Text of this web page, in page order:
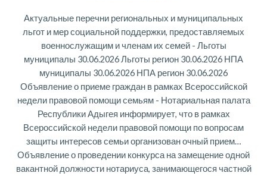
Актуальные перечни региональных и муниципальных
льгот и мер социальной поддержки, предоставляемых
военнослужащим и членам их семей - Льготы
муниципалы 30.06.2026 Льготы регион 30.06.2026 НПА
муниципалы 30.06.2026 НПА регион 30.06.2026
Объявление о приеме граждан в рамках Всероссийской
недели правовой помощи семьям - Нотариальная палата
Республики Адыгея информирует, что в рамках
Всероссийской недели правовой помощи по вопросам
защиты интересов семьи организован очный прием…
Объявление о проведении конкурса на замещение одной
вакантной должности нотариуса, занимающегося частной